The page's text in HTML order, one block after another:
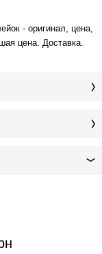
- оригинал, цена,
цена. Доставка.